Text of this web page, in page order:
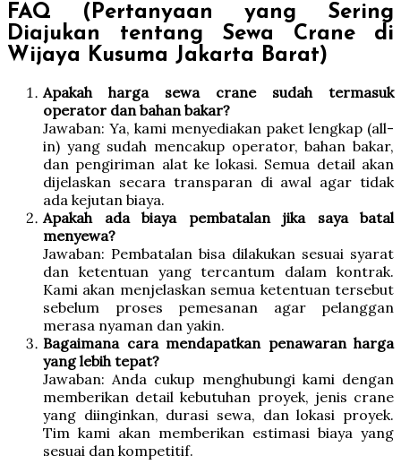
FAQ (Pertanyaan yang Sering
Diajukan tentang Sewa Crane di
Wijaya Kusuma Jakarta Barat)
Apakah harga sewa crane sudah termasuk
operator dan bahan bakar?
Jawaban: Ya, kami menyediakan paket lengkap (all-
in) yang sudah mencakup operator, bahan bakar,
dan pengiriman alat ke lokasi. Semua detail akan
dijelaskan secara transparan di awal agar tidak
ada kejutan biaya.
Apakah ada biaya pembatalan jika saya batal
menyewa?
Jawaban: Pembatalan bisa dilakukan sesuai syarat
dan ketentuan yang tercantum dalam kontrak.
Kami akan menjelaskan semua ketentuan tersebut
sebelum proses pemesanan agar pelanggan
merasa nyaman dan yakin.
Bagaimana cara mendapatkan penawaran harga
yang lebih tepat?
Jawaban: Anda cukup menghubungi kami dengan
memberikan detail kebutuhan proyek, jenis crane
yang diinginkan, durasi sewa, dan lokasi proyek.
Tim kami akan memberikan estimasi biaya yang
sesuai dan kompetitif.